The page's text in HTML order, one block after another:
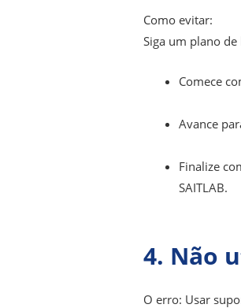
Como evitar:
Siga um plano
Comece
Avance
Finalize
SAITLAB.
4. Não
O erro: Usar